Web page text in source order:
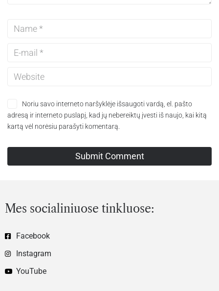
Noriu savo interneto naršyklėje išsaugoti vardą, el. pašto
adresą ir interneto puslapį, kad jų nebereiktų įvesti iš naujo, kai kitą
kartą vėl norėsiu parašyti komentarą.
Mes socialiniuose tinkluose:
Facebook
Instagram
YouTube